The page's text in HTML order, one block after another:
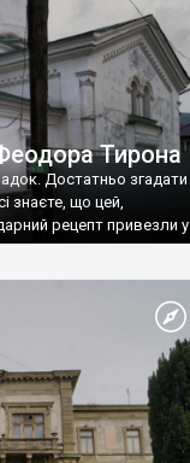
Тирона
Достатньо згадати
знаєте, що цей,
рецепт привезли у